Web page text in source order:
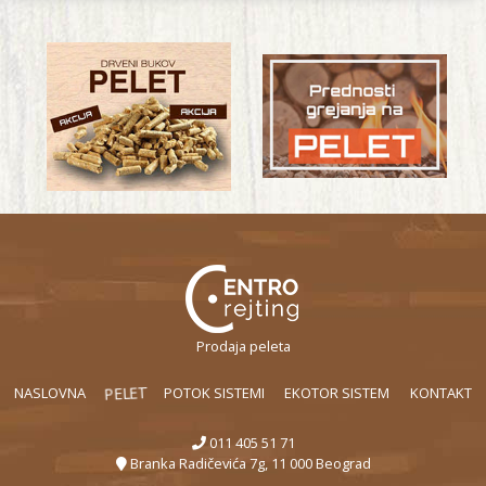
Prodaja peleta
NASLOVNA PELET POTOK SISTEMI EKOTOR SISTEM KONTAKT
011 405 51 71
Branka Radičevića 7g, 11 000 Beograd